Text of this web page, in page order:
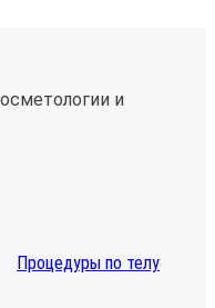
и
Процедуры по телу